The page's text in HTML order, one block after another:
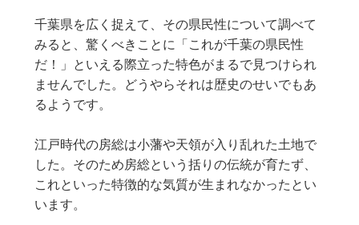
千葉県を広く捉えて、その県民性について調べて
みると、驚くべきことに「これが千葉の県民性
だ！」といえる際立った特色がまるで見つけられ
ませんでした。どうやらそれは歴史のせいでもあ
るようです。
江戸時代の房総は小藩や天領が入り乱れた土地で
した。そのため房総という括りの伝統が育たず、
これといった特徴的な気質が生まれなかったとい
います。